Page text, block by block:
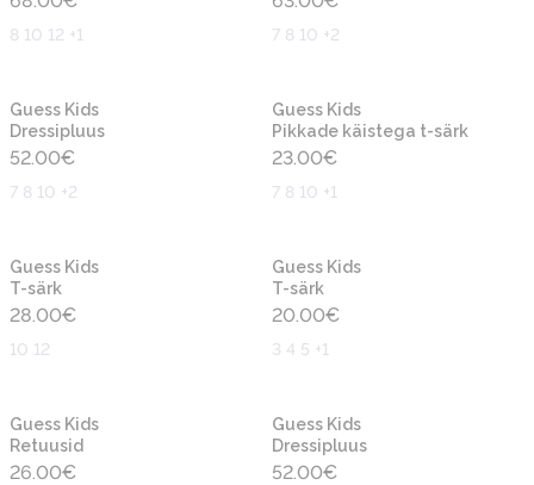
8 10 12 +1 7 8 10 +2
Guess Kids
Dressipluus
52.00€
7 8 10 +2
Guess Kids
Pikkade käistega t-särk
23.00€
7 8 10 +1
Guess Kids
T-särk
28.00€
10 12
Guess Kids
T-särk
20.00€
3 4 5 +1
Guess Kids
Retuusid
26.00€
Guess Kids
Dressipluus
52.00€